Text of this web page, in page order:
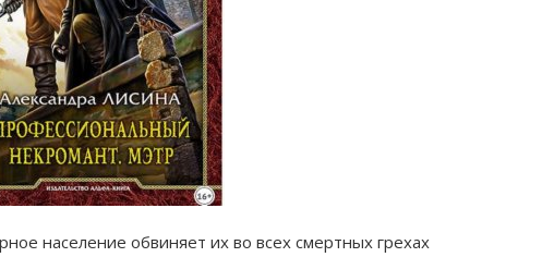
население обвиняет их во всех смертных грехах